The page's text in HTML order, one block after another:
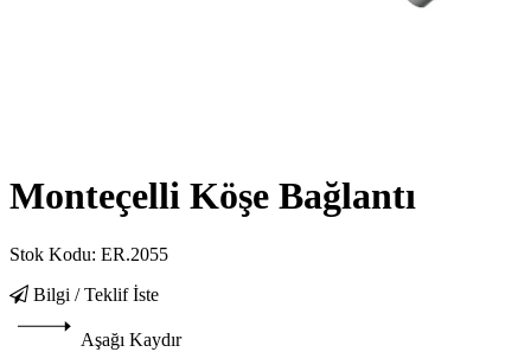
Monteçelli Köşe Bağlantı
Stok Kodu: ER.2055
Bilgi / Teklif İste
Aşağı Kaydır